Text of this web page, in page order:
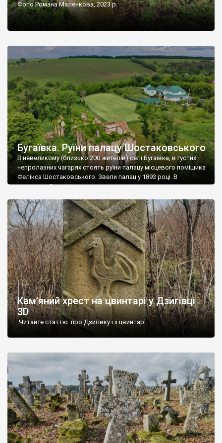
Фото Романа Маленкова, 2023 р.
Бугаївка. Руїни палацу Шостаковського
В невеликому (близько 200 жителів) селі Бугаївка, в густих
непролазних чагарях стоять руїни палацу місцевого поміщика
Фелікса Шостаковського. Звели палац у 1893 році. В
радянський період у ньому спочатку містилася школа, потім
століття тут розмістили туберкульозну лікарню. Коли із
палацу виїхала лікарня – ми точно не […]
Кам’яний хрест на цвинтарі у Дзигівці
3D
Читайте статтю про Дзигівку і її цвинтар